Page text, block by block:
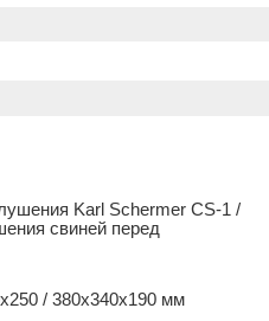
Karl Schermer CS-1 /
свиней перед
/ 380х340х190 мм